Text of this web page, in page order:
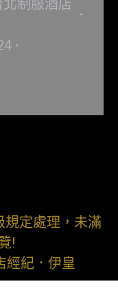
北制服酒店
規定處理，未滿
!
經紀．伊皇